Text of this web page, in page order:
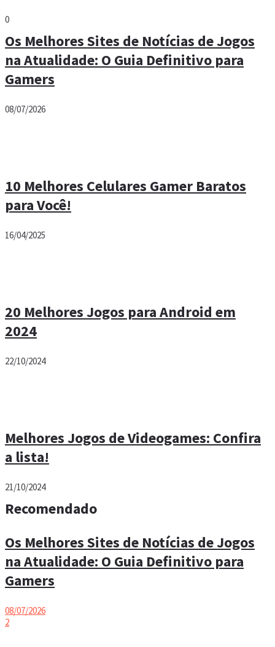
0
Os Melhores Sites de Notícias de Jogos
na Atualidade: O Guia Definitivo para
Gamers
08/07/2026
10 Melhores Celulares Gamer Baratos
para Você!
16/04/2025
20 Melhores Jogos para Android em
2024
22/10/2024
Melhores Jogos de Videogames: Confira
a lista!
21/10/2024
Recomendado
Os Melhores Sites de Notícias de Jogos
na Atualidade: O Guia Definitivo para
Gamers
08/07/2026
2